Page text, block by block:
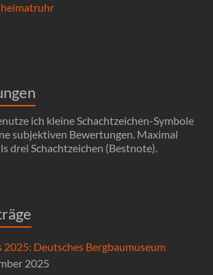
ich kleine Schachtzeichen-Symbole
subjektiven Bewertungen. Maximal
drei Schachtzeichen (Bestnote).
Deutsches Bergbaumuseum
2025